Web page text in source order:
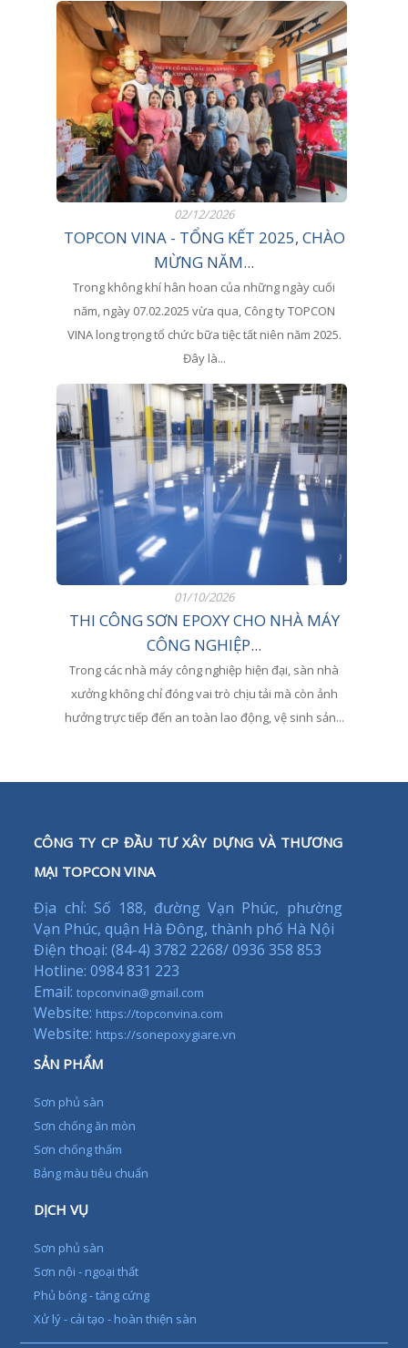
02/12/2026
TOPCON VINA - TỔNG KẾT 2025, CHÀO
MỪNG NĂM...
Trong không khí hân hoan của những ngày cuối
năm, ngày 07.02.2025 vừa qua, Công ty TOPCON
VINA long trọng tổ chức bữa tiệc tất niên năm 2025.
Đây là...
01/10/2026
THI CÔNG SƠN EPOXY CHO NHÀ MÁY
CÔNG NGHIỆP...
Trong các nhà máy công nghiệp hiện đại, sàn nhà
xưởng không chỉ đóng vai trò chịu tải mà còn ảnh
hưởng trực tiếp đến an toàn lao động, vệ sinh sản...
CÔNG TY CP ĐẦU TƯ XÂY DỰNG VÀ THƯƠNG
MẠI TOPCON VINA
Địa chỉ: Số 188, đường Vạn Phúc, phường
Vạn Phúc, quận Hà Đông, thành phố Hà Nội
Điện thoại: (84-4) 3782 2268/ 0936 358 853
Hotline: 0984 831 223
Email:topconvina@gmail.com
Website: https://topconvina.com
Website: https://sonepoxygiare.vn
SẢN PHẨM
Sơn phủ sàn
Sơn chống ăn mòn
Sơn chống thấm
Bảng màu tiêu chuẩn
DỊCH VỤ
Sơn phủ sàn
Sơn nội - ngoại thất
Phủ bóng - tăng cứng
Xử lý - cải tạo - hoàn thiện sàn